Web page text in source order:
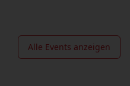
Alle Events anzeigen